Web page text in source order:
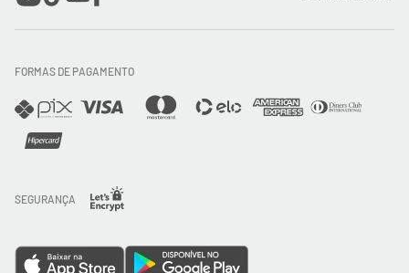
Trocas e Devoluções
Direito de Arrependimento
Política de Privacidade
FORMAS DE PAGAMENTO
SEGURANÇA